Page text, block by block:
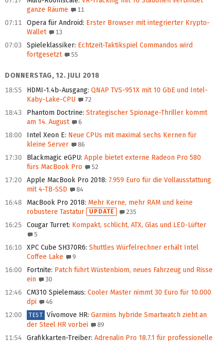
ganze Räume
11
07:11 Opera für Android: Erster Browser mit integrierter Krypto-
Wallet
13
07:03 Spieleklassiker: Echtzeit-Taktikspiel Commandos wird
fortgesetzt
55
DONNERSTAG, 12. JULI 2018
18:55
HDMI-1.4b-Ausgang: QNAP TVS-951X mit 10 GbE und Intel-
Kaby-Lake-CPU
72
18:43 Phantom Doctrine: Strategischer Spionage-Thriller kommt
am 14. August
6
18:00 Intel Xeon E: Neue CPUs mit maximal sechs Kernen für
kleine Server
86
17:30 Blackmagic eGPU: Apple bietet externe Radeon Pro 580
fürs MacBook Pro
52
17:20 Apple MacBook Pro 2018: 7.959 Euro für die Vollausstattung
mit 4-TB-SSD
84
16:48 MacBook Pro 2018: Mehr Kerne, mehr RAM und keine
robustere Tastatur
UPDATE 235
16:25 Cougar Turret: Kompakt, schlicht, ATX, Glas und LED-Lüfter
5
16:10 XPC Cube SH370R6: Shuttles Würfelrechner erhält Intel
Coffee Lake
9
16:00 Fortnite: Patch führt Wüstenbiom, neues Fahrzeug und Risse
ein
30
12:46 CM310 Spielemaus: Cooler Master nimmt 30 Euro für 10.000
dpi
46
12:00 TEST Vívomove HR: Garmins hybride Smartwatch zieht an
der Steel HR vorbei
89
11:54 Grafikkarten-Treiber: Adrenalin Pro 18.7.1 für professionelle